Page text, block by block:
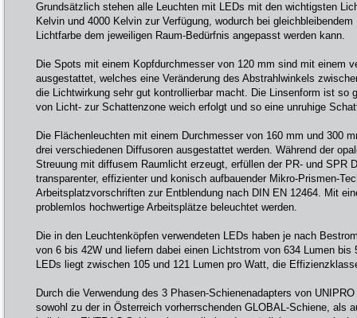
Grundsätzlich stehen alle Leuchten mit LEDs mit den wichtigsten
Kelvin und 4000 Kelvin zur Verfügung, wodurch bei
Lichtfarbe dem jeweiligen Raum-Bedürfnis angepasst werden kann.
Die Spots mit einem Kopfdurchmesser von 120 mm sind mit einem
ausgestattet, welches eine Veränderung des Abstrahlwinkels
die Lichtwirkung sehr gut kontrollierbar macht. Die Linsenform ist so
von Licht- zur Schattenzone weich erfolgt und so eine unruhige
Die Flächenleuchten mit einem Durchmesser von 160 mm und 300
drei verschiedenen Diffusoren ausgestattet werden. Während der
Streuung mit diffusem Raumlicht erzeugt, erfüllen der PR- und SPR
transparenter, effizienter und konisch aufbauender Mikro-Prismen-
Arbeitsplatzvorschriften zur Entblendung nach DIN EN 12464. Mit
problemlos hochwertige Arbeitsplätze beleuchtet werden.
Die in den Leuchtenköpfen verwendeten LEDs haben je nach
von 6 bis 42W und liefern dabei einen Lichtstrom von 634 Lumen bis
LEDs liegt zwischen 105 und 121 Lumen pro Watt, die
Durch die Verwendung des 3 Phasen-Schienenadapters von
sowohl zu der in Österreich vorherrschenden GLOBAL-Schiene, als